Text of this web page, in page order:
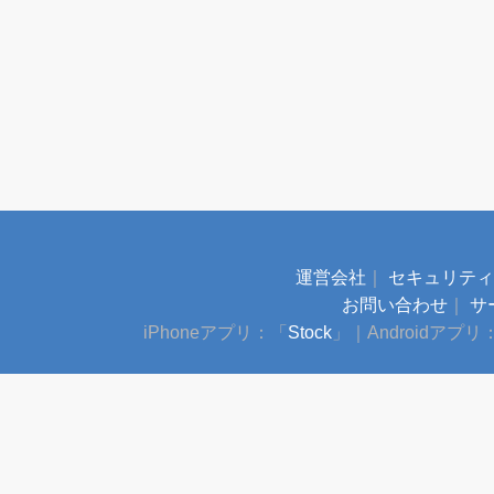
運営会社
セキュリティ
お問い合わせ
サ
iPhoneアプリ：「 Stock 」 Androidアプリ